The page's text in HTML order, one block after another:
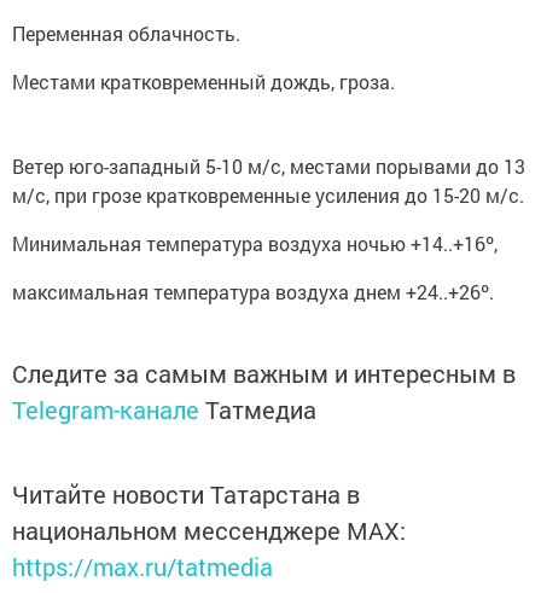
Переменная облачность.
Местами кратковременный дождь, гроза.
Ветер юго-западный 5-10 м/с, местами порывами до 13
м/с, при грозе кратковременные усиления до 15-20 м/с.
Минимальная температура воздуха ночью +14..+16º,
максимальная температура воздуха днем +24..+26º.
Следите за самым важным и интересным в
Telegram-канале Татмедиа
Читайте новости Татарстана в
национальном мессенджере MАХ:
https://max.ru/tatmedia